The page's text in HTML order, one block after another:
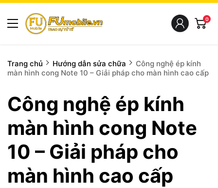
0
Trang chủ Hướng dẫn sửa chữa
Công nghệ ép kính
màn hình cong Note 10 – Giải pháp cho màn hình cao cấp
Công nghệ ép kính
màn hình cong Note
10 – Giải pháp cho
màn hình cao cấp